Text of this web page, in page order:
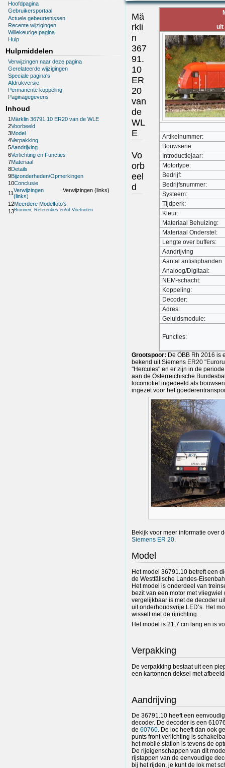
Hoofdpagina
Gebruikersportaal
Actuele gebeurtenissen
Recente wijzigingen
Willekeurige pagina
Hulp
Hulpmiddelen
Verwijzingen naar deze pagina
Gerelateerde wijzigingen
Speciale pagina's
Afdrukversie
Permanente koppeling
Paginagegevens
Inhoud
1 Märklin 36791.10 ER20 van de WLE
2Voorbeeld
3Model
4Verpakking
5Aandrijving
6Verlichting en Functies
7Materiaal
8Details
9Bijzonderheden/Opmerkingen
10Conclusie
11Verwijzingen
(links)
Verwijzingen (links)
12Meerdere Modelfoto's
13Bronnen, Referenties en/of Voetnoten
uit
Artikelnummer:
Bouwserie:
Introductiejaar:
Motortype:
Bedrijf:
Bedrijfsnummer:
Systeem:
Tijdperk:
Kleur:
Materiaal Behuizing:
Materiaal Onderstel:
Lengte over buffers:
Aandrijving
Aantal antislipbanden
Analoog/Digitaal:
NEM-schacht:
Koppeling:
Decoder:
Adres:
Geluidsmodule:
Functies:
Mä
rkli
n
367
91.
10
ER
20
van
de
WL
E
Vo
orb
eel
d
Grootspoor: De ÖBB Rh 2016 is
bekend uit Siemens ER20
"Hercules" en er zijn in de
aan de Österreichische
locomotief ingedeeld als
ingezet voor het
Bekijk voor meer informatie over
Siemens ER 20.
Model
Het model 36791.10 betreft een
de Westfälische Landes-
Het model is onderdeel van
bezit van een motor met
vergelijkbaar is met de decoder
uit onderhoudsvrije LED’s. Het
wisselt met de rijrichting.
Het model is 21,7 cm lang en is
Verpakking
De verpakking bestaat uit een
een kartonnen deksel met
Aandrijving
De 36791.10 heeft een
decoder. De decoder is een
de 60760. De loc heeft dan ook
punts front verlichting is
het mobile station is tevens de
De rijeigenschappen van dit
rijstappen van de eenvoudige
bij het rijden, je kunt de lok met